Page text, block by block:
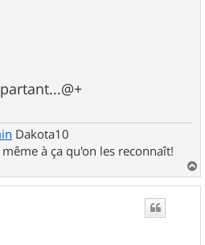
Dakota10
à ça qu'on les reconnaît!
a